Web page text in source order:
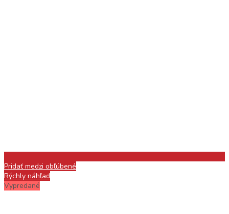
Pridať medzi obľúbené
Rýchly náhľad
Vypredané